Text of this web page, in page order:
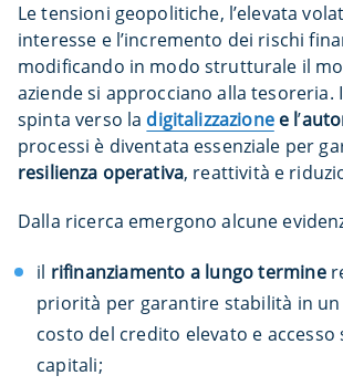
Le tensioni geopolitiche, l’elevata
interesse e l’incremento dei rischi
modificando in modo strutturale il
aziende si approcciano alla tesoreria.
spinta verso la digitalizzazionee l’
processi è diventata essenziale per
resilienza operativa, reattività e
Dalla ricerca emergono alcune
il rifinanziamento a lungo termine
priorità per garantire stabilità in
costo del credito elevato e accesso
capitali;